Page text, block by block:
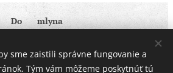
Do ♥ mlyna
Cookies
sme zaistili správne fungovanie a
Tým vám môžeme poskytnúť tú